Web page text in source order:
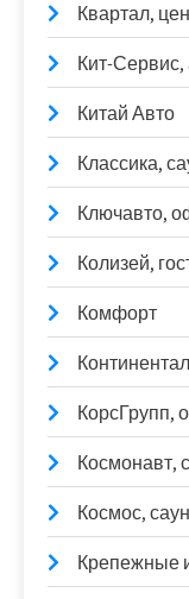
Квартал,
Кит-
Китай Авто
Классика,
Ключавто,
Колизей,
Комфорт
КорсГрупп,
Космонавт,
Космос,
Крепежные